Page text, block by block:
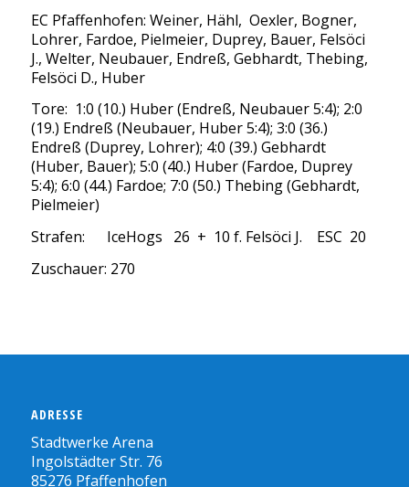
EC Pfaffenhofen: Weiner, Hähl, Oexler, Bogner,
Lohrer, Fardoe, Pielmeier, Duprey, Bauer, Felsöci
J., Welter, Neubauer, Endreß, Gebhardt, Thebing,
Felsöci D., Huber
Tore: 1:0 (10.) Huber (Endreß, Neubauer 5:4); 2:0
(19.) Endreß (Neubauer, Huber 5:4); 3:0 (36.)
Endreß (Duprey, Lohrer); 4:0 (39.) Gebhardt
(Huber, Bauer); 5:0 (40.) Huber (Fardoe, Duprey
5:4); 6:0 (44.) Fardoe; 7:0 (50.) Thebing (Gebhardt,
Pielmeier)
Strafen: IceHogs 26 + 10 f. Felsöci J. ESC 20
Zuschauer: 270
ADRESSE
Stadtwerke Arena
Ingolstädter Str. 76
85276 Pfaffenhofen